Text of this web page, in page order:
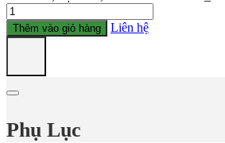
Số
lượng
Thêm vào giỏ hàng Liên hệ
Phụ Lục